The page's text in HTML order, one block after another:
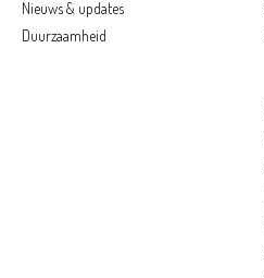
Nieuws & updates
Duurzaamheid